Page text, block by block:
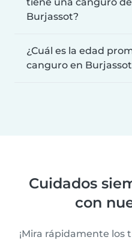
Burjassot?
¿Cuál es la edad
canguro en
Cuidados
con
¡Mira rápidamente los